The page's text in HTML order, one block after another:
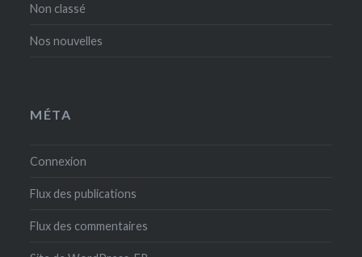
Non classé
Nos nouvelles
MÉTA
Connexion
Flux des publications
Flux des commentaires